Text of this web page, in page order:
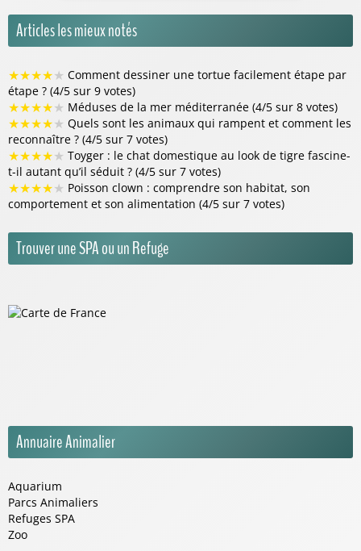
Articles les mieux notés
★★★★★ Comment dessiner une tortue facilement étape par
étape ? (4/5 sur 9 votes)
★★★★★ Méduses de la mer méditerranée (4/5 sur 8 votes)
★★★★★ Quels sont les animaux qui rampent et comment les
reconnaître ? (4/5 sur 7 votes)
★★★★★ Toyger : le chat domestique au look de tigre fascine-
t-il autant qu’il séduit ? (4/5 sur 7 votes)
★★★★★ Poisson clown : comprendre son habitat, son
comportement et son alimentation (4/5 sur 7 votes)
Trouver une SPA ou un Refuge
Annuaire Animalier
Aquarium
Parcs Animaliers
Refuges SPA
Zoo